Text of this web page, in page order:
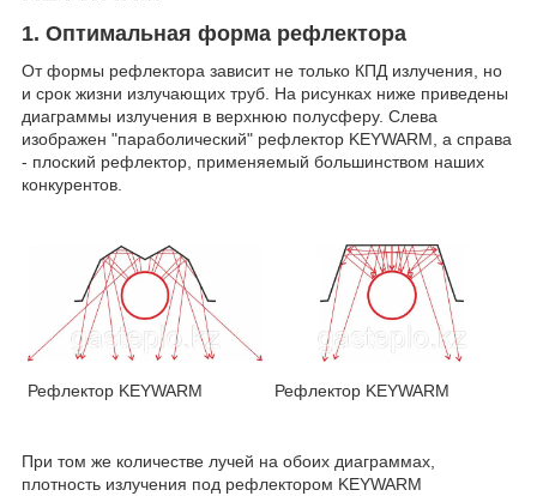
1. Оптимальная форма рефлектора
От формы рефлектора зависит не только КПД излучения, но
и срок жизни излучающих труб. На рисунках ниже приведены
диаграммы излучения в верхнюю полусферу. Слева
изображен "параболический" рефлектор KEYWARM, а справа
- плоский рефлектор, применяемый большинством наших
конкурентов.
Рефлектор KEYWARM Рефлектор KEYWARM
При том же количестве лучей на обоих диаграммах,
плотность излучения под рефлектором KEYWARM